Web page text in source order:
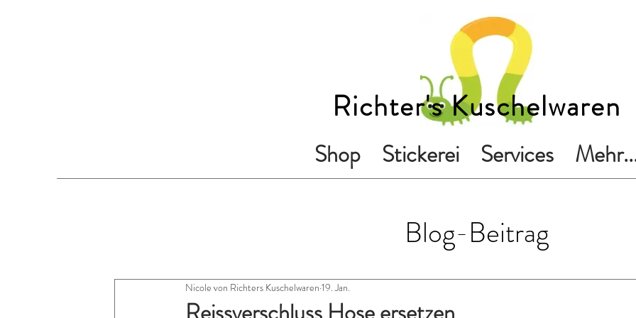
Richter's Kuschelwaren
Shop Stickerei Services
Blog-Beitrag
Nicole von Richters Kuschelwaren 19. Jan.